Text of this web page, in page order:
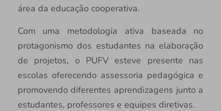
área da educação cooperativa.
Com uma metodologia ativa baseada no
protagonismo dos estudantes na elaboração
de projetos, o PUFV esteve presente nas
escolas oferecendo assessoria pedagógica e
promovendo diferentes aprendizagens junto a
estudantes, professores e equipes diretivas.